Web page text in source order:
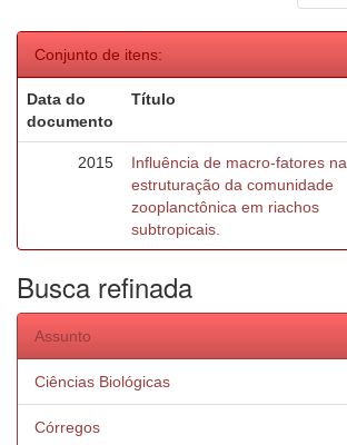
Conjunto de itens:
Data do
documento
Título
2015
Influência de macro-fatores na
estruturação da comunidade
zooplanctônica em riachos
subtropicais.
Busca refinada
Assunto
Ciências Biológicas
Córregos